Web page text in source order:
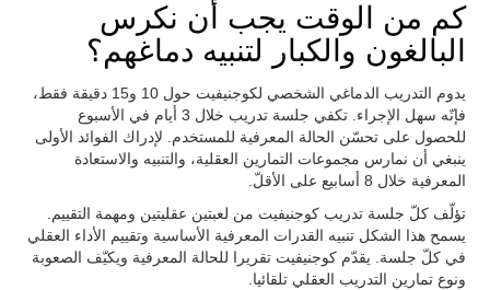
كم من الوقت يجب أن نكرس
البالغون والكبار لتنبيه دماغهم؟
يدوم التدريب الدماغي الشخصي لكوجنيفيت حول 10 و15 دقيقة فقط،
فإنّه سهل الإجراء. تكفي جلسة تدريب خلال 3 أيام في الأسبوع
للحصول على تحسّن الحالة المعرفية للمستخدم. لإدراك الفوائد الأولى
ينبغي أن نمارس مجموعات التمارين العقلية، والتنبيه والاستعادة
المعرفية خلال 8 أسابيع على الأقلّ.
تؤلّف كلّ جلسة تدريب كوجنيفيت من لعبتين عقليتين ومهمة التقييم.
يسمح هذا الشكل تنبيه القدرات المعرفية الأساسية وتقييم الأداء العقلي
في كلّ جلسة. يقدّم كوجنيفيت تقريرا للحالة المعرفية ويكيّف الصعوبة
ونوع تمارين التدريب العقلي تلقائيا.